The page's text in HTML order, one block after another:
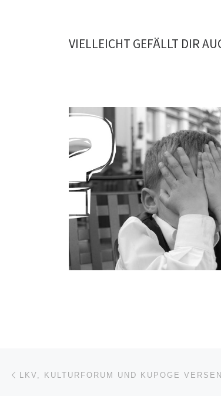
VIELLEICHT GEFÄLLT DIR
Beitragsnavigation